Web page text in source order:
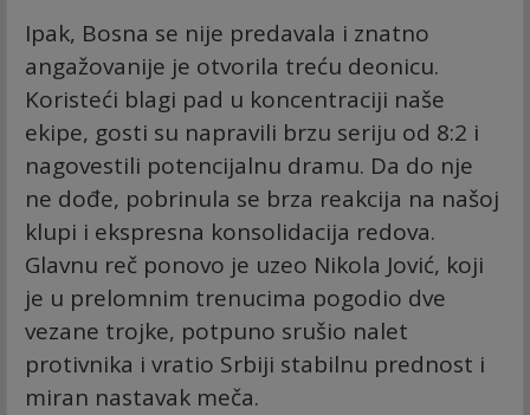
Ipak, Bosna se nije predavala i znatno
angažovanije je otvorila treću deonicu.
Koristeći blagi pad u koncentraciji naše
ekipe, gosti su napravili brzu seriju od 8:2 i
nagovestili potencijalnu dramu. Da do nje
ne dođe, pobrinula se brza reakcija na našoj
klupi i ekspresna konsolidacija redova.
Glavnu reč ponovo je uzeo Nikola Jović, koji
je u prelomnim trenucima pogodio dve
vezane trojke, potpuno srušio nalet
protivnika i vratio Srbiji stabilnu prednost i
miran nastavak meča.